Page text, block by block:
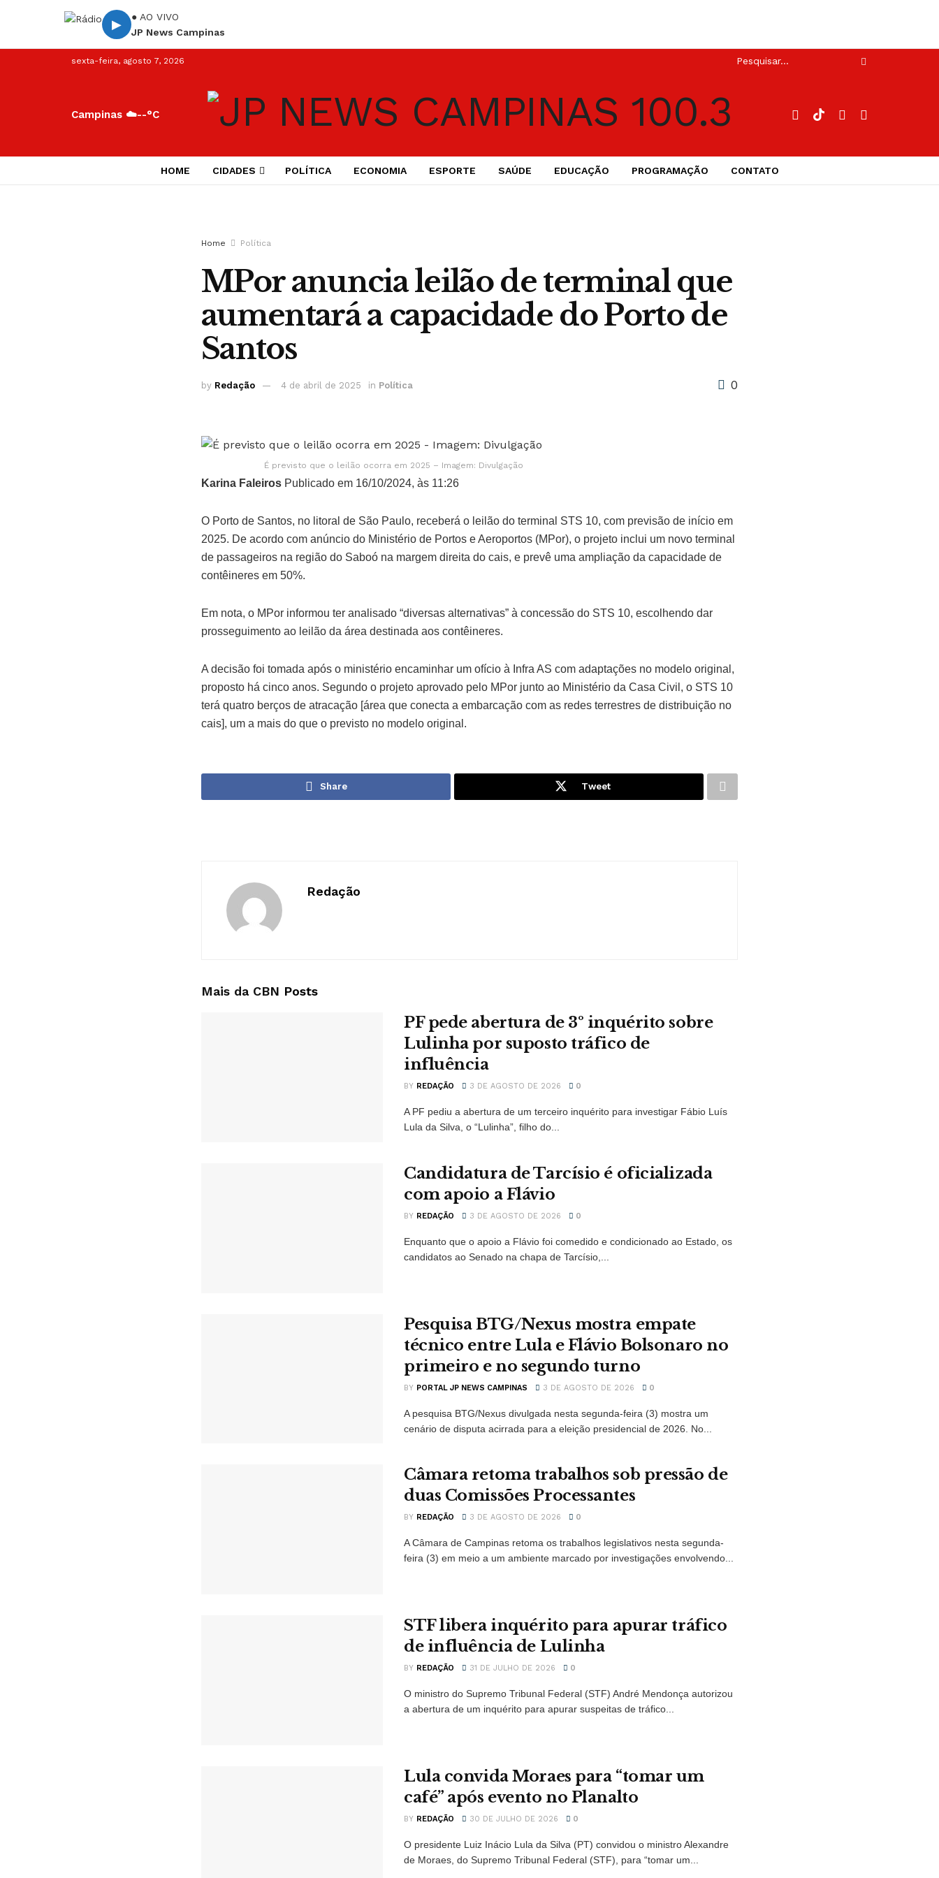
▶
● AO VIVO
JP News Campinas
sexta-feira, agosto 7, 2026
Campinas ☁️--°C
HOME CIDADES POLÍTICA ECONOMIA ESPORTE SAÚDE EDUCAÇÃO PROGRAMAÇÃO CONTATO
Home Política
MPor anuncia leilão de terminal que
aumentará a capacidade do Porto de
Santos
by Redação 4 de abril de 2025 in Política 0
É previsto que o leilão ocorra em 2025 – Imagem: Divulgação
Karina Faleiros Publicado em 16/10/2024, às 11:26
O Porto de Santos, no litoral de São Paulo, receberá o leilão do terminal STS 10, com previsão de início em
2025. De acordo com anúncio do Ministério de Portos e Aeroportos (MPor), o projeto inclui um novo terminal
de passageiros na região do Saboó na margem direita do cais, e prevê uma ampliação da capacidade de
contêineres em 50%.
Em nota, o MPor informou ter analisado “diversas alternativas” à concessão do STS 10, escolhendo dar
prosseguimento ao leilão da área destinada aos contêineres.
A decisão foi tomada após o ministério encaminhar um ofício à Infra AS com adaptações no modelo original,
proposto há cinco anos. Segundo o projeto aprovado pelo MPor junto ao Ministério da Casa Civil, o STS 10
terá quatro berços de atracação [área que conecta a embarcação com as redes terrestres de distribuição no
cais], um a mais do que o previsto no modelo original.
Share Tweet
Redação
Mais da CBN Posts
PF pede abertura de 3º inquérito sobre
Lulinha por suposto tráfico de
influência
BY REDAÇÃO 3 DE AGOSTO DE 2026 0
A PF pediu a abertura de um terceiro inquérito para investigar Fábio Luís
Lula da Silva, o “Lulinha”, filho do...
Candidatura de Tarcísio é oficializada
com apoio a Flávio
BY REDAÇÃO 3 DE AGOSTO DE 2026 0
Enquanto que o apoio a Flávio foi comedido e condicionado ao Estado, os
candidatos ao Senado na chapa de Tarcísio,...
Pesquisa BTG/Nexus mostra empate
técnico entre Lula e Flávio Bolsonaro no
primeiro e no segundo turno
BY PORTAL JP NEWS CAMPINAS 3 DE AGOSTO DE 2026 0
A pesquisa BTG/Nexus divulgada nesta segunda-feira (3) mostra um
cenário de disputa acirrada para a eleição presidencial de 2026. No...
Câmara retoma trabalhos sob pressão de
duas Comissões Processantes
BY REDAÇÃO 3 DE AGOSTO DE 2026 0
A Câmara de Campinas retoma os trabalhos legislativos nesta segunda-
feira (3) em meio a um ambiente marcado por investigações envolvendo...
STF libera inquérito para apurar tráfico
de influência de Lulinha
BY REDAÇÃO 31 DE JULHO DE 2026 0
O ministro do Supremo Tribunal Federal (STF) André Mendonça autorizou
a abertura de um inquérito para apurar suspeitas de tráfico...
Lula convida Moraes para “tomar um
café” após evento no Planalto
BY REDAÇÃO 30 DE JULHO DE 2026 0
O presidente Luiz Inácio Lula da Silva (PT) convidou o ministro Alexandre
de Moraes, do Supremo Tribunal Federal (STF), para “tomar um...